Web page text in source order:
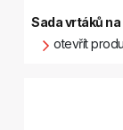
Sada vrtáků
otevřít